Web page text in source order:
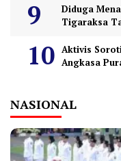
Diduga
Tigaraksa
Aktivis
Angkasa
NASIONAL